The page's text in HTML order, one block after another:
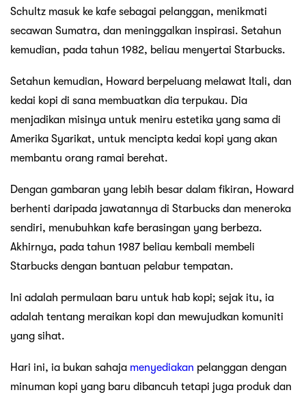
Schultz masuk ke kafe sebagai pelanggan, menikmati
secawan Sumatra, dan meninggalkan inspirasi. Setahun
kemudian, pada tahun 1982, beliau menyertai Starbucks.
Setahun kemudian, Howard berpeluang melawat Itali, dan
kedai kopi di sana membuatkan dia terpukau. Dia
menjadikan misinya untuk meniru estetika yang sama di
Amerika Syarikat, untuk mencipta kedai kopi yang akan
membantu orang ramai berehat.
Dengan gambaran yang lebih besar dalam fikiran, Howard
berhenti daripada jawatannya di Starbucks dan meneroka
sendiri, menubuhkan kafe berasingan yang berbeza.
Akhirnya, pada tahun 1987 beliau kembali membeli
Starbucks dengan bantuan pelabur tempatan.
Ini adalah permulaan baru untuk hab kopi; sejak itu, ia
adalah tentang meraikan kopi dan mewujudkan komuniti
yang sihat.
Hari ini, ia bukan sahaja menyediakan pelanggan dengan
minuman kopi yang baru dibancuh tetapi juga produk dan